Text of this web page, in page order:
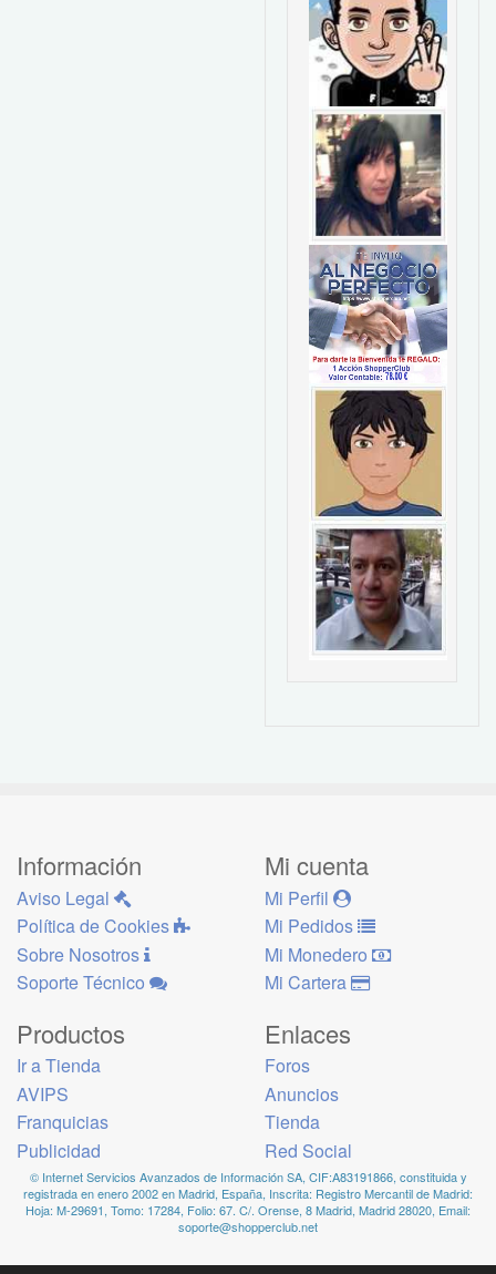
Información
Aviso Legal
Política de Cookies
Sobre Nosotros
Soporte Técnico
Mi cuenta
Mi Perfil
Mi Pedidos
Mi Monedero
Mi Cartera
Productos
Ir a Tienda
AVIPS
Franquicias
Publicidad
Enlaces
Foros
Anuncios
Tienda
Red Social
© Internet Servicios Avanzados de Información SA, CIF:A83191866, constituida y
registrada en enero 2002 en Madrid, España, Inscrita: Registro Mercantil de Madrid:
Hoja: M-29691, Tomo: 17284, Folio: 67. C/. Orense, 8 Madrid, Madrid 28020, Email:
soporte@shopperclub.net